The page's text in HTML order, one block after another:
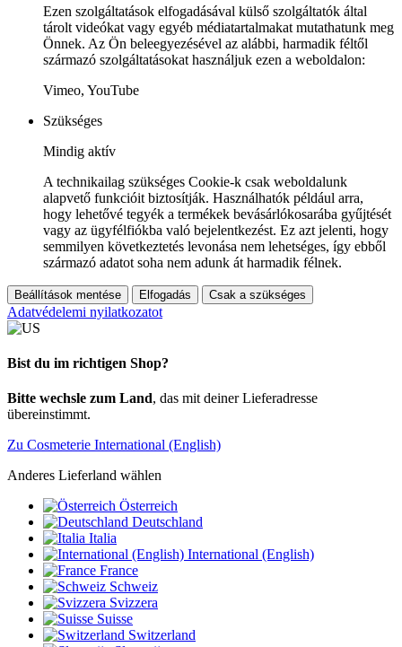
Ezen szolgáltatások elfogadásával külső szolgáltatók által
tárolt videókat vagy egyéb médiatartalmakat mutathatunk meg
Önnek. Az Ön beleegyezésével az alábbi, harmadik féltől
származó szolgáltatásokat használjuk ezen a weboldalon:
Vimeo, YouTube
Szükséges
Mindig aktív
A technikailag szükséges Cookie-k csak weboldalunk
alapvető funkcióit biztosítják. Használhatók például arra,
hogy lehetővé tegyék a termékek bevásárlókosarába gyűjtését
vagy az ügyfélfiókba való bejelentkezést. Ez azt jelenti, hogy
semmilyen következtetés levonása nem lehetséges, így ebből
származó adatot soha nem adunk át harmadik félnek.
Beállítások mentése Elfogadás Csak a szükséges
Adatvédelemi nyilatkozatot
Bist du im richtigen Shop?
Bitte wechsle zum Land, das mit deiner Lieferadresse
übereinstimmt.
Zu Cosmeterie International (English)
Anderes Lieferland wählen
Österreich
Deutschland
Italia
International (English)
France
Schweiz
Svizzera
Suisse
Switzerland